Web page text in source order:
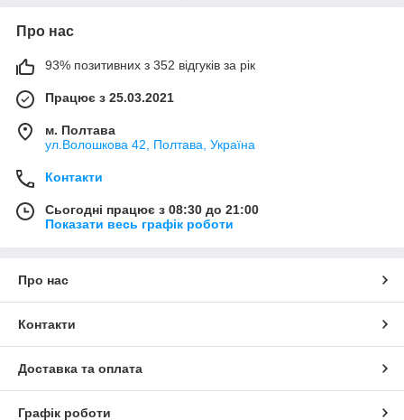
Про нас
93% позитивних з 352 відгуків за рік
Працює з 25.03.2021
м. Полтава
ул.Волошкова 42, Полтава, Україна
Контакти
Сьогодні працює з 08:30 до 21:00
Показати весь графік роботи
Про нас
Контакти
Доставка та оплата
Графік роботи